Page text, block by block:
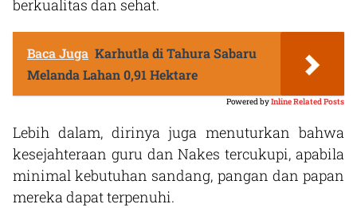
berkualitas dan sehat.
Baca Juga Karhutla di Tahura Sabaru
Melanda Lahan 0,91 Hektare
Powered byInline Related Posts
Lebih dalam, dirinya juga menuturkan bahwa
kesejahteraan guru dan Nakes tercukupi, apabila
minimal kebutuhan sandang, pangan dan papan
mereka dapat terpenuhi.